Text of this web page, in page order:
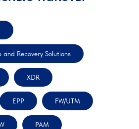
Recovery Solutions
XDR
EPP FW/UTM
PAM